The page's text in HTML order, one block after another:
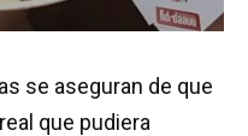
se aseguran de que
que pudiera